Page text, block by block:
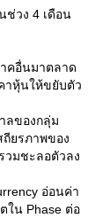
ช่วง 4 เดือน
คอื่นมาตลาด
าหุ้นให้ขยับตัว
ลของกลุ่ม
ถียรภาพของ
วมชะลอตัวลง
อ่อนค่า
ใน Phase ต่อ